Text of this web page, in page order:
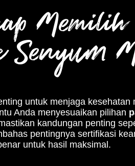
Memilih
Senyum
untuk menjaga kesehatan
Anda menyesuaikan pilihan
kandungan penting
pentingnya sertifikasi
untuk hasil maksimal.